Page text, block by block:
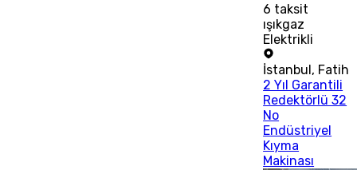
6 taksit
ışıkgaz
Elektrikli
İstanbul , Fatih
2 Yıl Garantili
Redektörlü 32
No
Endüstriyel
Kıyma
Makinası